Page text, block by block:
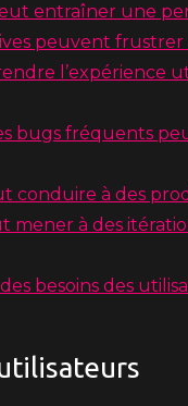
entraîner une
peuvent
l’expérience
bugs fréquents
conduire à des
à des
besoins des